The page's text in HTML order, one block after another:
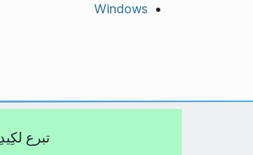
Windows
تبرع